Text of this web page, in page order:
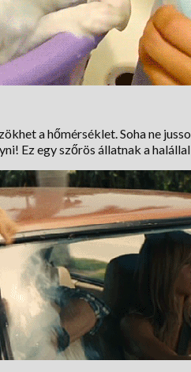
a hőmérséklet. Soha ne
Ez egy szőrös állatnak a